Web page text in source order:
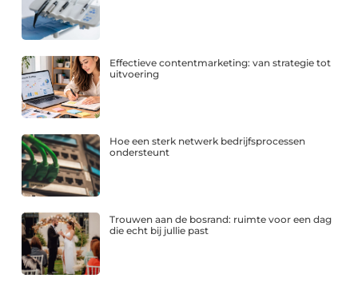
Effectieve contentmarketing: van strategie tot
uitvoering
Hoe een sterk netwerk bedrijfsprocessen
ondersteunt
Trouwen aan de bosrand: ruimte voor een dag
die echt bij jullie past